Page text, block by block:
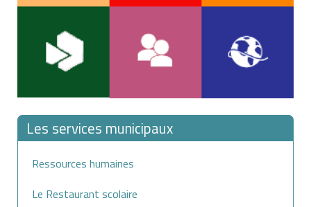
Les services municipaux
Ressources humaines
Le Restaurant scolaire